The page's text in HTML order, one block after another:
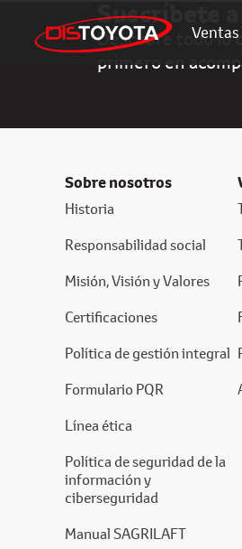
Suscríbete
Descubre todo lo
primero en
Sobre nosotros
Historia
Responsabilidad social
Misión, Visión y Valores
Certificaciones
Política de gestión integral
Formulario PQR
Línea ética
Política de seguridad de la
información y
ciberseguridad
Manual SAGRILAFT